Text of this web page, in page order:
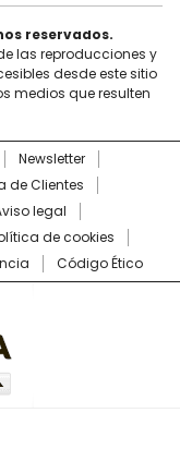
reservados.
las reproducciones y
desde este sitio
medios que resulten
Newsletter
de Clientes
legal
de cookies
Código Ético